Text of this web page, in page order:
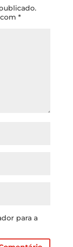
*
para a